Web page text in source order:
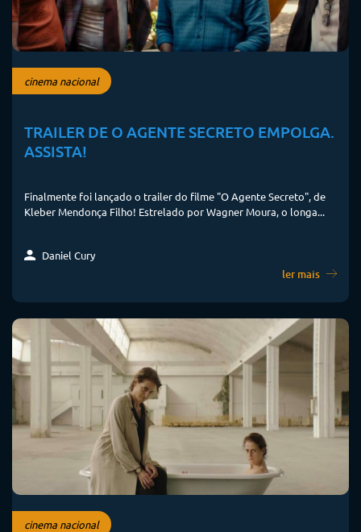
cinema nacional
TRAILER DE O AGENTE SECRETO EMPOLGA.
ASSISTA!
Finalmente foi lançado o trailer do filme "O Agente Secreto", de
Kleber Mendonça Filho! Estrelado por Wagner Moura, o longa...
Daniel Cury
ler mais
cinema nacional